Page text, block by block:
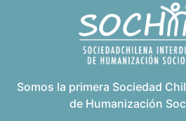
Somos la primera Sociedad
de Humanización